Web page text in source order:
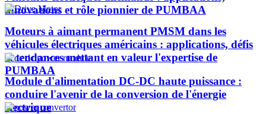
innovations et rôle pionnier de PUMBAA​
Moteurs à aimant permanent PMSM dans les
véhicules électriques américains : applications, défis
et tendances mettant en valeur l'expertise de
PUMBAA​
Module d'alimentation DC-DC haute puissance :
conduire l'avenir de la conversion de l'énergie
électrique